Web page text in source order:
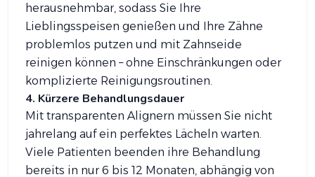
herausnehmbar, sodass Sie Ihre
Lieblingsspeisen genießen und Ihre Zähne
problemlos putzen und mit Zahnseide
reinigen können – ohne Einschränkungen oder
komplizierte Reinigungsroutinen.
4. Kürzere Behandlungsdauer
Mit transparenten Alignern müssen Sie nicht
jahrelang auf ein perfektes Lächeln warten.
Viele Patienten beenden ihre Behandlung
bereits in nur 6 bis 12 Monaten, abhängig von